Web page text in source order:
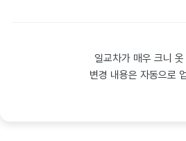
일교차가 매우 크니
변경 내용은 자동으로